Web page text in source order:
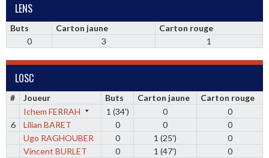
LENS
Buts Carton jaune
Carton rouge
0
3 1
LOSC
# Joueur Buts Carton jaune
Carton rouge
Ichem FERRAH
1 (34') 0
0
6
Lilian BARET 0 0
0
Ugo RAGHOUBER
0 1 (25')
0
Vincent BURLET
0 1 (47')
0